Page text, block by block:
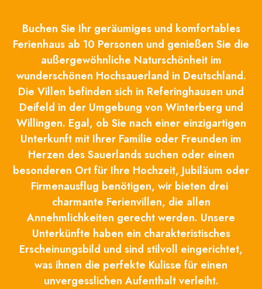
Buchen Sie Ihr geräumiges und komfortables
Ferienhaus ab 10 Personen und genießen Sie die
außergewöhnliche Naturschönheit im
wunderschönen Hochsauerland in Deutschland.
Die Villen befinden sich in Referinghausen und
Deifeld in der Umgebung von Winterberg und
Willingen. Egal, ob Sie nach einer einzigartigen
Unterkunft mit Ihrer Familie oder Freunden im
Herzen des Sauerlands suchen oder einen
besonderen Ort für Ihre Hochzeit, Jubiläum oder
Firmenausflug benötigen, wir bieten drei
charmante Ferienvillen, die allen
Annehmlichkeiten gerecht werden. Unsere
Unterkünfte haben ein charakteristisches
Erscheinungsbild und sind stilvoll eingerichtet,
was ihnen die perfekte Kulisse für einen
unvergesslichen Aufenthalt verleiht.